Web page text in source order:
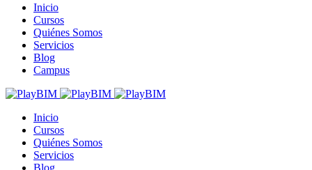
Inicio
Cursos
Quiénes Somos
Servicios
Blog
Campus
Inicio
Cursos
Quiénes Somos
Servicios
Blog